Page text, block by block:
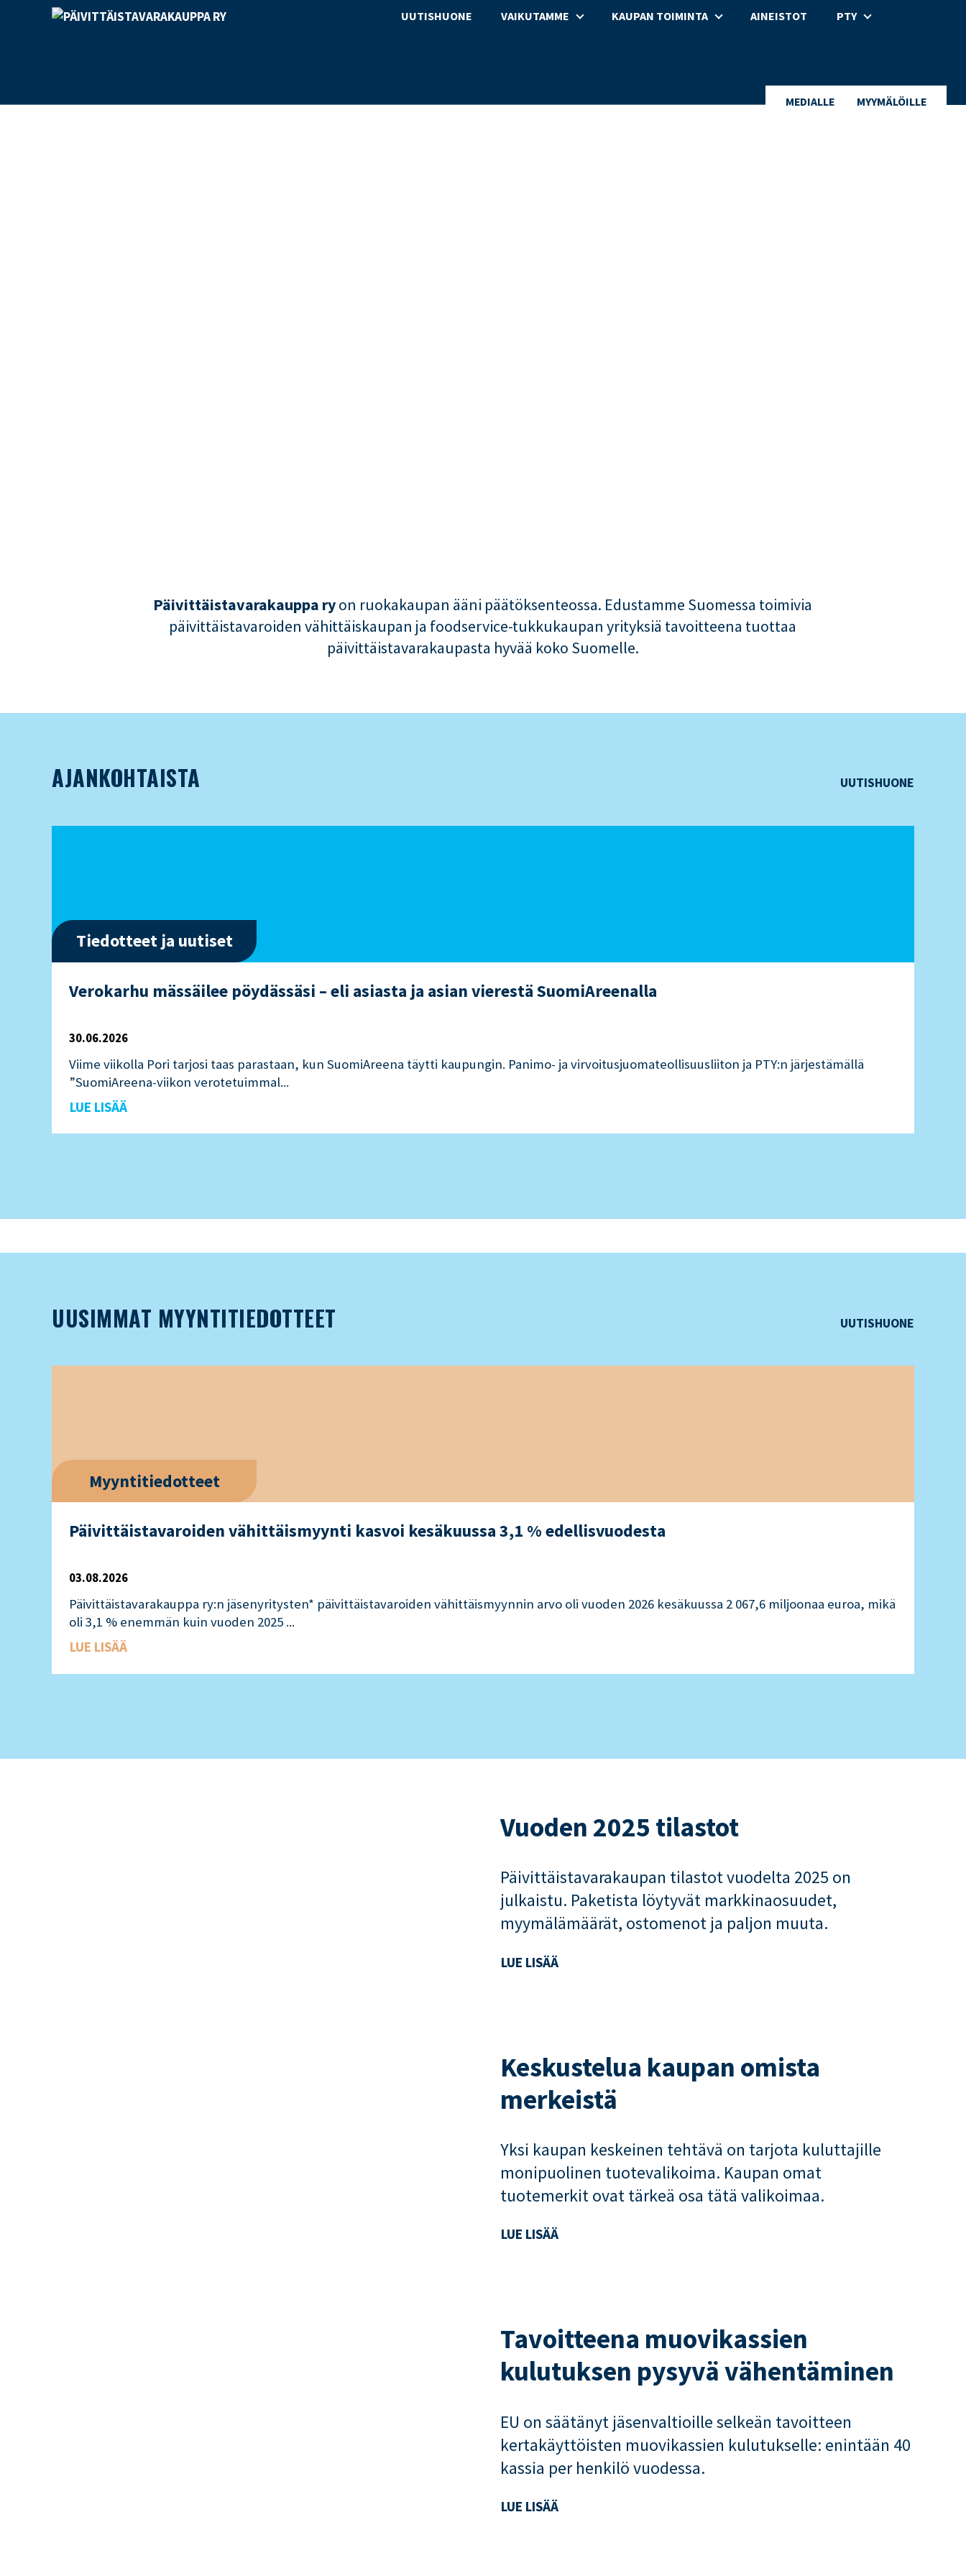
UUTISHUONE VAIKUTAMME KAUPAN TOIMINTA AINEISTOT PTY
MEDIALLE MYYMÄLÖILLE
Päivittäistavarakauppa ryon ruokakaupan ääni päätöksenteossa. Edustamme Suomessa toimivia
päivittäistavaroiden vähittäiskaupan ja foodservice-tukkukaupan yrityksiä tavoitteena tuottaa
päivittäistavarakaupasta hyvää koko Suomelle.
AJANKOHTAISTA UUTISHUONE
Tiedotteet ja uutiset
Verokarhu mässäilee pöydässäsi – eli asiasta ja asian vierestä SuomiAreenalla
30.06.2026
Viime viikolla Pori tarjosi taas parastaan, kun SuomiAreena täytti kaupungin. Panimo- ja virvoitusjuomateollisuusliiton ja PTY:n järjestämällä
”SuomiAreena-viikon verotetuimmal...
LUE LISÄÄ
UUSIMMAT MYYNTITIEDOTTEET UUTISHUONE
Myyntitiedotteet
Päivittäistavaroiden vähittäismyynti kasvoi kesäkuussa 3,1 % edellisvuodesta
03.08.2026
Päivittäistavarakauppa ry:n jäsenyritysten* päivittäistavaroiden vähittäismyynnin arvo oli vuoden 2026 kesäkuussa 2 067,6 miljoonaa euroa, mikä
oli 3,1 % enemmän kuin vuoden 2025 ...
LUE LISÄÄ
Vuoden 2025 tilastot
Päivittäistavarakaupan tilastot vuodelta 2025 on
julkaistu. Paketista löytyvät markkinaosuudet,
myymälämäärät, ostomenot ja paljon muuta.
LUE LISÄÄ
Keskustelua kaupan omista
merkeistä
Yksi kaupan keskeinen tehtävä on tarjota kuluttajille
monipuolinen tuotevalikoima. Kaupan omat
tuotemerkit ovat tärkeä osa tätä valikoimaa.
LUE LISÄÄ
Tavoitteena muovikassien
kulutuksen pysyvä vähentäminen
EU on säätänyt jäsenvaltioille selkeän tavoitteen
kertakäyttöisten muovikassien kulutukselle: enintään 40
kassia per henkilö vuodessa.
LUE LISÄÄ